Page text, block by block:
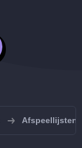
Afspeellijsten